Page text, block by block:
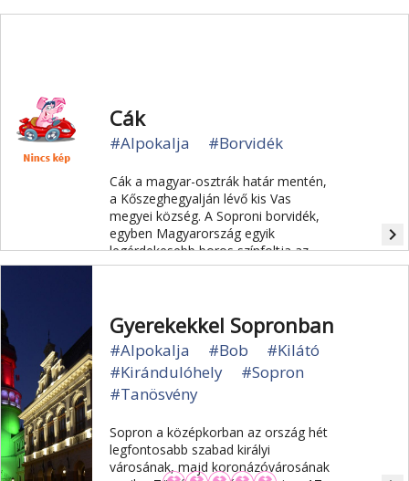
Cák
#Alpokalja #Borvidék
Cák a magyar-osztrák határ mentén,
a Kőszeghegyalján lévő kis Vas
megyei község. A Soproni borvidék,
egyben Magyarország egyik
legérdekesebb boros színfoltja az
alpokaljai Cák falu melletti
navigate_next
Gyerekekkel Sopronban
#Alpokalja #Bob
#Kilátó
#Kirándulóhely
#Sopron
#Tanösvény
Sopron a középkorban az ország hét
legfontosabb szabad királyi
városának, majd koronázóvárosának